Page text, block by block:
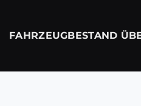
FAHRZEUGBESTAND